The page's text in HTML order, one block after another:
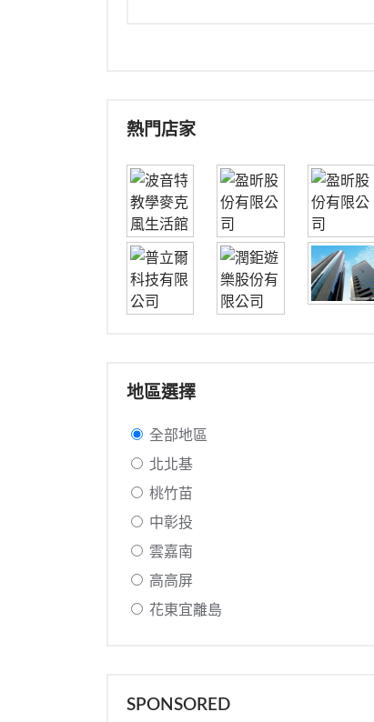
熱門店家
地區選擇
全部地區
北北基
桃竹苗
中彰投
雲嘉南
高高屏
花東宜離島
SPONSORED